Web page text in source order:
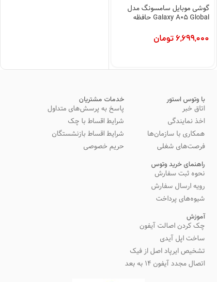
گوشی موبایل سامسونگ مدل
Galaxy A05 Global حافظه
6,699,000تومان
با وتوس استور
اتاق خبر
اخذ نمایندگی
همکاری با سازمان‌ها
فرصت‌های شغلی
خدمات مشتریان
پاسخ به پرسش‌های متداول
شرایط اقساط با چک
شرایط اقساط بازنشستگان
حریم خصوصی
راهنمای خرید وتوس
نحوه ثبت سفارش
رویه ارسال سفارش
شیوه‌های پرداخت
آموزش
چک کردن اصالت آیفون
ساخت اپل آیدی
تشخیص ایرپاد اصل از فیک
اتصال مجدد آیفون 14 به بعد